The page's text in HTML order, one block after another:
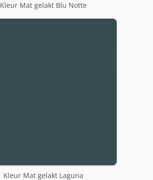
Kleur Mat gelakt Blu Notte
Kleur Mat gelakt Laguna